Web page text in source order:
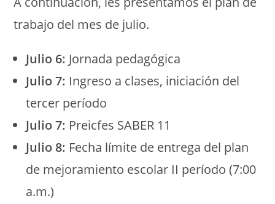
trabajo del mes de julio.
Julio 6: Jornada pedagógica
Julio 7: Ingreso a clases, iniciación del
tercer período
Julio 7: Preicfes SABER 11
Julio 8: Fecha límite de entrega del plan
de mejoramiento escolar II período (7:00
a.m.)